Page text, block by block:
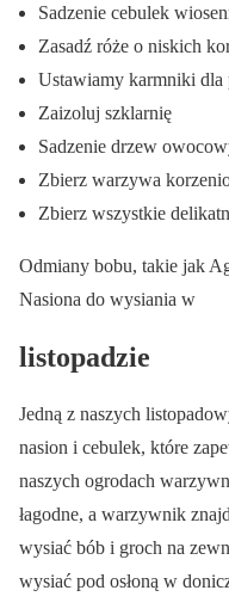
Sadzenie cebulek
Zasadź róże o niskich
Ustawiamy karmniki dla
Zaizoluj szklarnię
Sadzenie drzew
Zbierz warzywa
Zbierz wszystkie
Odmiany bobu, takie jak
Nasiona do wysiania w
listopadzie
Jedną z naszych
nasion i cebulek, które
naszych ogrodach
łagodne, a warzywnik
wysiać bób i groch na
wysiać pod osłoną w